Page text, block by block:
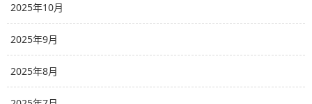
2025年10月
2025年9月
2025年8月